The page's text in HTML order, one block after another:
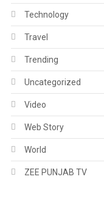
Technology
Travel
Trending
Uncategorized
Video
Web Story
World
ZEE PUNJAB TV